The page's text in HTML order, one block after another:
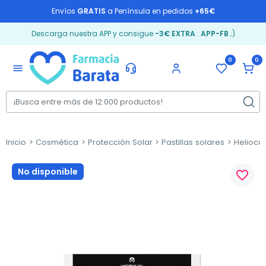
Envíos GRATIS a Península en pedidos +65€
Descarga nuestra APP y consigue -3€ EXTRA: APP-FB ;)
menu
0 0
Inicio Cosmética Protección Solar Pastillas solares
No disponible favorite_border